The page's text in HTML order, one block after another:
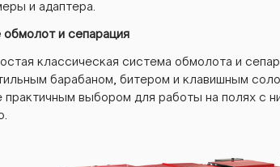
и адаптера.
обмолот и сепарация
классическая система обмолота и
барабаном, битером и клавишным
практичным выбором для работы на полях с